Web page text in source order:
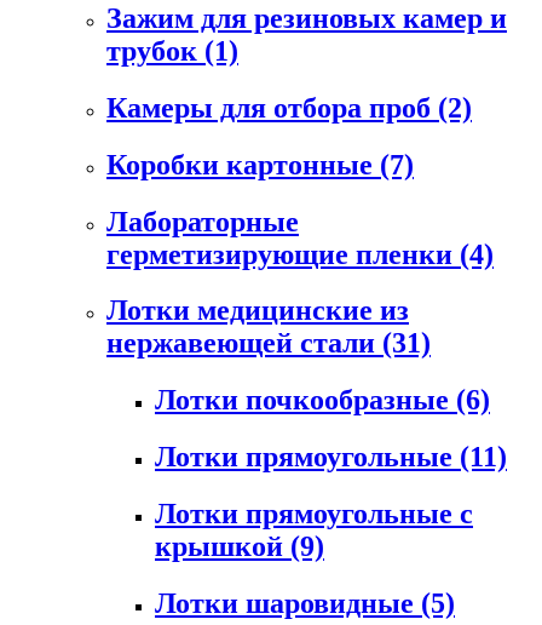
Зажим для резиновых камер и
трубок (1)
Камеры для отбора проб (2)
Коробки картонные (7)
Лабораторные
герметизирующие пленки (4)
Лотки медицинские из
нержавеющей стали (31)
Лотки почкообразные (6)
Лотки прямоугольные (11)
Лотки прямоугольные с
крышкой (9)
Лотки шаровидные (5)